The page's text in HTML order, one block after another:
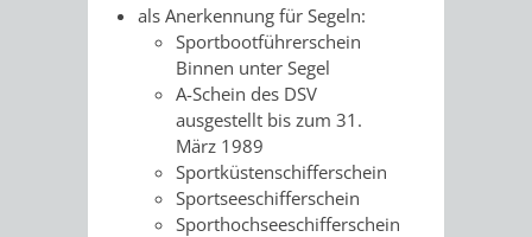
WIEDERVERMIETUNGSPRÄMIE
AMT
FÜR
als Anerkennung für Segeln:
Sportbootführerschein
Binnen unter Segel
A-Schein des DSV
ausgestellt bis zum 31.
März 1989
Sportküstenschifferschein
Sportseeschifferschein
Sporthochseeschifferschein